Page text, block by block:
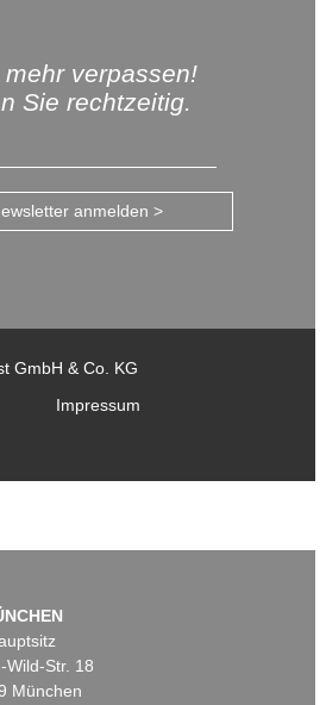
verpassen!
Sie rechtzeitig.
anmelden >
GmbH & Co. KG
Impressum
Wild-Str. 18
München